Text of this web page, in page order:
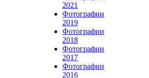
2021
Фотографии
2019
Фотографии
2018
Фотографии
2017
Фотографии
2016